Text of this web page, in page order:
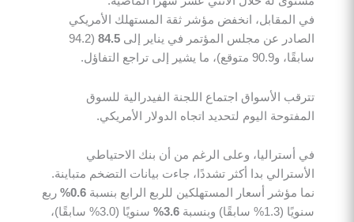
في المقابل، انخفض مؤشر ثقة المستهلك الأمريكي
الصادر عن مجلس المؤتمر في يناير إلى 84.5
(94.2
سابقًا، و90.9 متوقع)، ما يشير إلى تراجع التفاؤل.
تترقب الأسواق اجتماع اللجنة الفيدرالية للسوق
المفتوحة اليوم لتحديد اتجاه الدولار الأمريكي.
في أستراليا، وعلى الرغم من أن بنك الاحتياطي
الأسترالي بدا أكثر تشددًا، جاءت بيانات التضخم متباينة.
نما مؤشر أسعار المستهلكين للربع الرابع بنسبة 0.6%
ربع
سنويًا (1.3% سابقًا) وبنسبة
3.6%
سنويًا (3.0% سابقًا)،